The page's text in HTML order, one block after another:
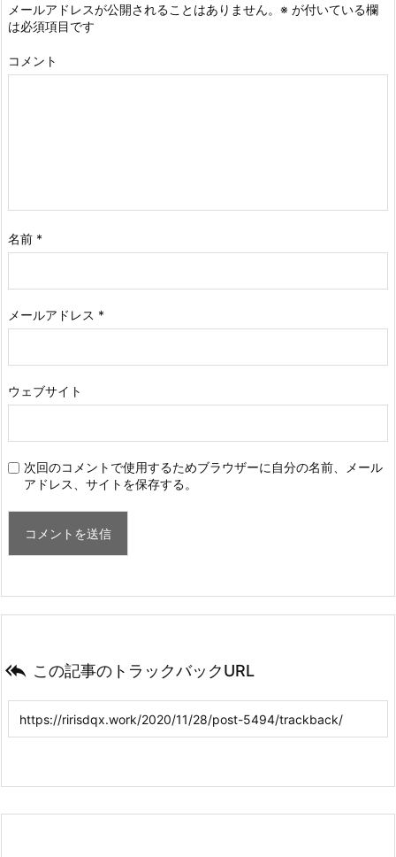
メールアドレスが公開されることはありません。 ※ が付いている欄
は必須項目です
コメント
名前 *
メールアドレス *
ウェブサイト
次回のコメントで使用するためブラウザーに自分の名前、メール
アドレス、サイトを保存する。
 この記事のトラックバックURL